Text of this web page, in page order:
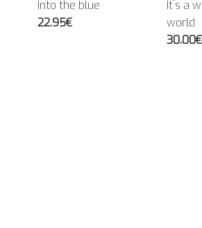
Into the blue
22.95€
It`s a
world
30.00€